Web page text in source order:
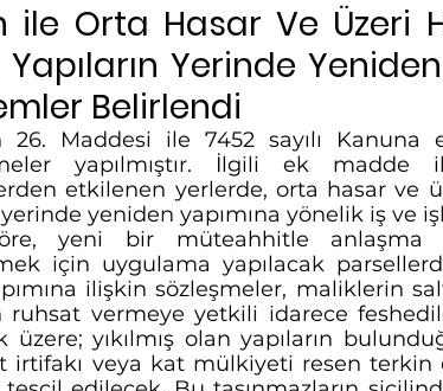
ile Orta Hasar Ve Üzeri
Yapıların Yerinde
Belirlendi
26. Maddesi ile 7452 sayılı
yapılmıştır. İlgili ek madde
etkilenen yerlerde, orta hasar ve
yerinde yeniden yapımına yönelik iş ve
yeni bir müteahhitle anlaşma
için uygulama yapılacak
ilişkin sözleşmeler, maliklerin
ruhsat vermeye yetkili idarece
üzere; yıkılmış olan yapıların
irtifakı veya kat mülkiyeti resen terkin